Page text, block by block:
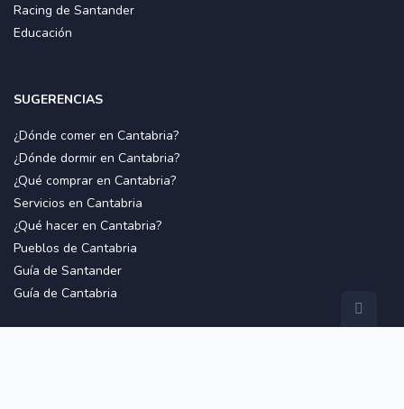
Racing de Santander
Educación
SUGERENCIAS
¿Dónde comer en Cantabria?
¿Dónde dormir en Cantabria?
¿Qué comprar en Cantabria?
Servicios en Cantabria
¿Qué hacer en Cantabria?
Pueblos de Cantabria
Guía de Santander
Guía de Cantabria